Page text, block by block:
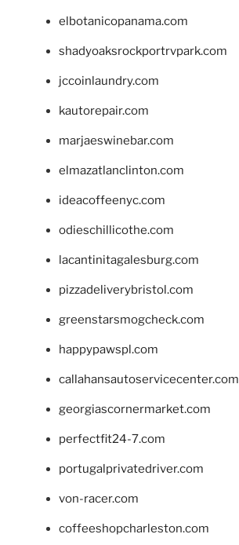
elbotanicopanama.com
shadyoaksrockportrvpark.com
jccoinlaundry.com
kautorepair.com
marjaeswinebar.com
elmazatlanclinton.com
ideacoffeenyc.com
odieschillicothe.com
lacantinitagalesburg.com
pizzadeliverybristol.com
greenstarsmogcheck.com
happypawspl.com
callahansautoservicecenter.com
georgiascornermarket.com
perfectfit24-7.com
portugalprivatedriver.com
von-racer.com
coffeeshopcharleston.com